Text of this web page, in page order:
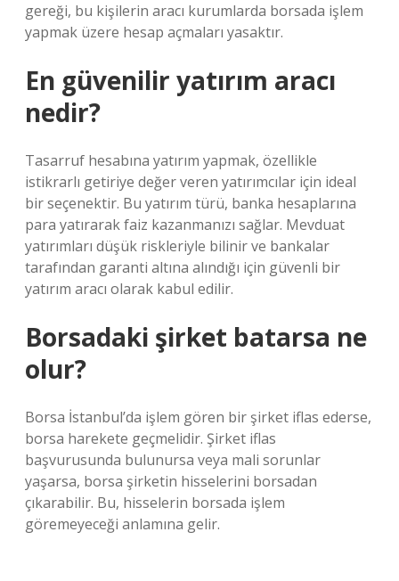
gereği, bu kişilerin aracı kurumlarda borsada işlem
yapmak üzere hesap açmaları yasaktır.
En güvenilir yatırım aracı
nedir?
Tasarruf hesabına yatırım yapmak, özellikle
istikrarlı getiriye değer veren yatırımcılar için ideal
bir seçenektir. Bu yatırım türü, banka hesaplarına
para yatırarak faiz kazanmanızı sağlar. Mevduat
yatırımları düşük riskleriyle bilinir ve bankalar
tarafından garanti altına alındığı için güvenli bir
yatırım aracı olarak kabul edilir.
Borsadaki şirket batarsa ne
olur?
Borsa İstanbul’da işlem gören bir şirket iflas ederse,
borsa harekete geçmelidir. Şirket iflas
başvurusunda bulunursa veya mali sorunlar
yaşarsa, borsa şirketin hisselerini borsadan
çıkarabilir. Bu, hisselerin borsada işlem
göremeyeceği anlamına gelir.